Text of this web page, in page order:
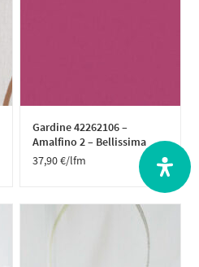
Gardine 42262106 –
Amalfino 2 – Bellissima
37,90€/lfm